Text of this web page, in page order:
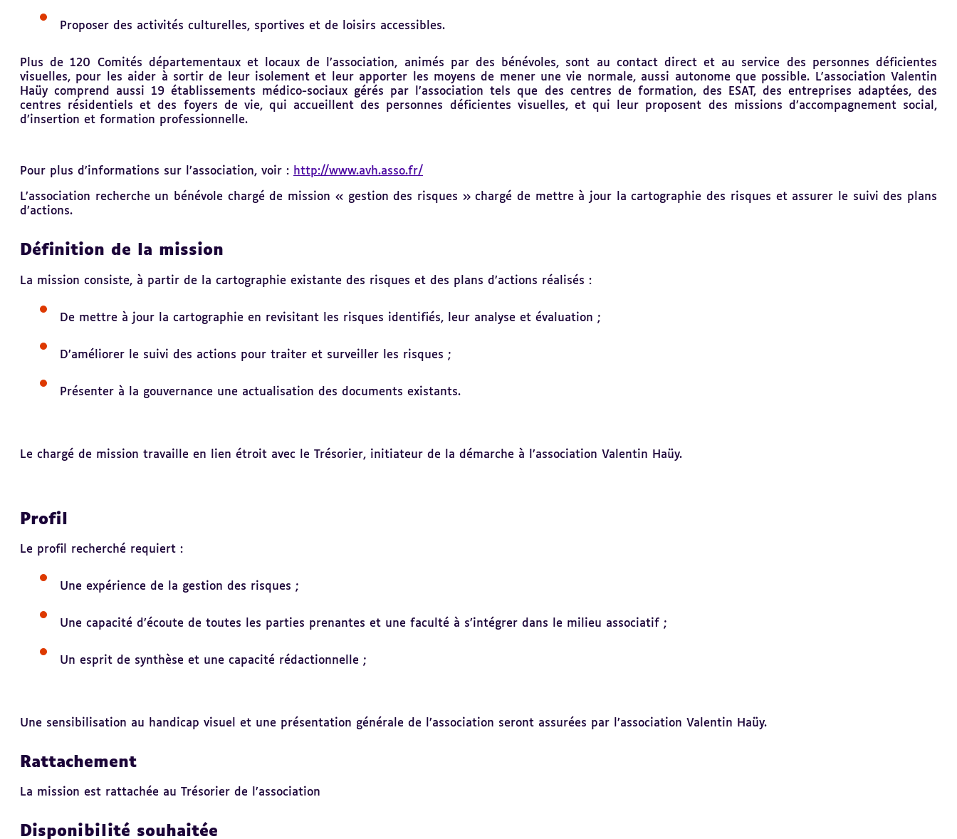
Proposer des activités culturelles, sportives et de loisirs accessibles.
Plus de 120 Comités départementaux et locaux de l’association, animés par des bénévoles, sont au contact direct et au service des personnes déficientes
visuelles, pour les aider à sortir de leur isolement et leur apporter les moyens de mener une vie normale, aussi autonome que possible. L'association Valentin
Haüy comprend aussi 19 établissements médico-sociaux gérés par l’association tels que des centres de formation, des ESAT, des entreprises adaptées, des
centres résidentiels et des foyers de vie, qui accueillent des personnes déficientes visuelles, et qui leur proposent des missions d’accompagnement social,
d’insertion et formation professionnelle.
Pour plus d’informations sur l’association, voir : http://www.avh.asso.fr/
L’association recherche un bénévole chargé de mission « gestion des risques » chargé de mettre à jour la cartographie des risques et assurer le suivi des plans
d’actions.
Définition de la mission
La mission consiste, à partir de la cartographie existante des risques et des plans d’actions réalisés :
De mettre à jour la cartographie en revisitant les risques identifiés, leur analyse et évaluation ;
D’améliorer le suivi des actions pour traiter et surveiller les risques ;
Présenter à la gouvernance une actualisation des documents existants.
Le chargé de mission travaille en lien étroit avec le Trésorier, initiateur de la démarche à l’association Valentin Haüy.
Profil
Le profil recherché requiert :
Une expérience de la gestion des risques ;
Une capacité d’écoute de toutes les parties prenantes et une faculté à s’intégrer dans le milieu associatif ;
Un esprit de synthèse et une capacité rédactionnelle ;
Une sensibilisation au handicap visuel et une présentation générale de l’association seront assurées par l’association Valentin Haüy.
Rattachement
La mission est rattachée au Trésorier de l’association
Disponibilité souhaitée